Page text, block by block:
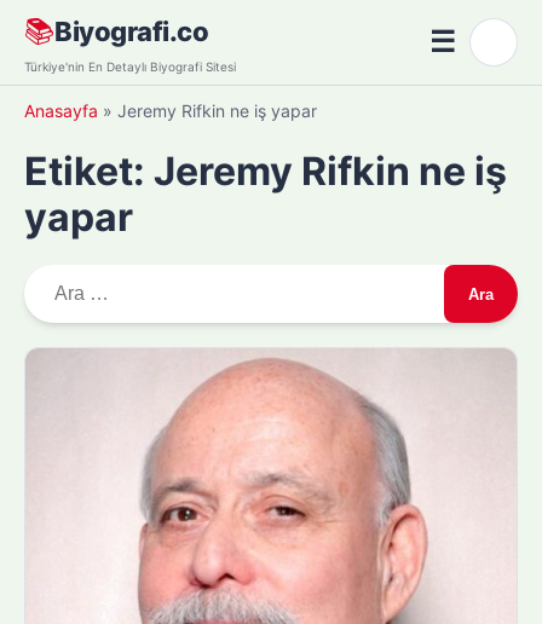
Skip
content
📚Biyografi.co
Türkiye'nin En Detaylı Biyografi Sitesi
☰Menü
Anasayfa » Jeremy Rifkin ne iş yapar
Etiket: Jeremy Rifkin ne iş
yapar
r